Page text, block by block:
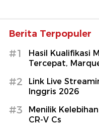
Berita Terpopuler
#1
Hasil Kualifikasi
Tercepat,
#2
Link Live
Inggris 2026
#3
Menilik
CR-V Cs